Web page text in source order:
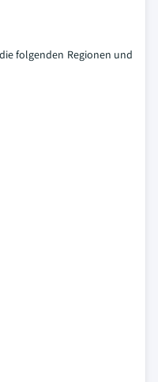
folgenden Regionen und